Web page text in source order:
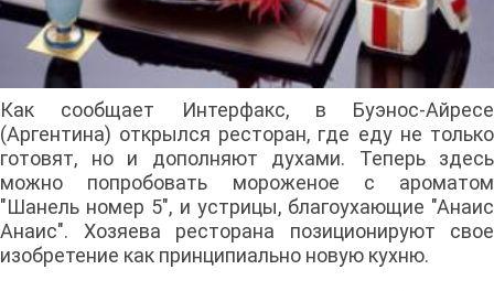
Как сообщает Интерфакс, в Буэнос-Айресе
(Аргентина) открылся ресторан, где еду не только
готовят, но и дополняют духами. Теперь здесь
можно попробовать мороженое с ароматом
"Шанель номер 5", и устрицы, благоухающие "Анаис
Анаис". Хозяева ресторана позиционируют свое
изобретение как принципиально новую кухню.